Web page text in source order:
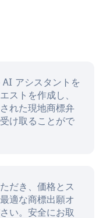
アシスタントを
ストを作成し、
れた現地商標弁
け取ることがで
だき、価格とス
適な商標出願オ
い。安全にお取